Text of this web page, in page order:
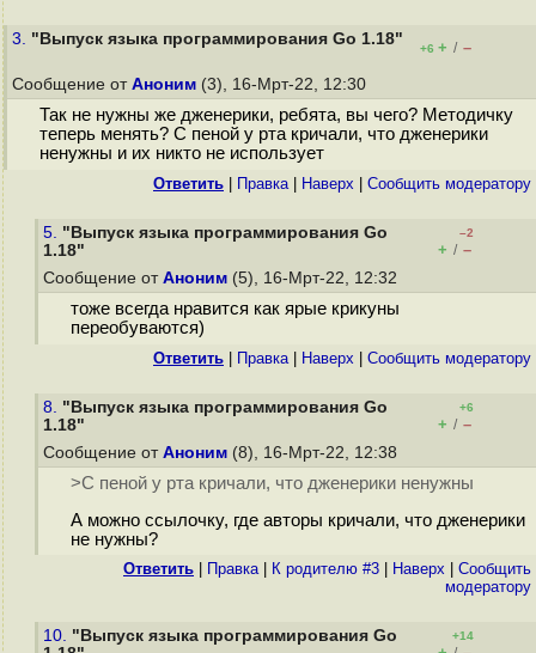
3. "Выпуск языка программирования Go 1.18"
+6 + / –
Сообщение от Аноним (3), 16-Мрт-22, 12:30
Так не нужны же дженерики, ребята, вы чего? Методичку
теперь менять? С пеной у рта кричали, что дженерики
ненужны и их никто не использует
Ответить Правка| Наверх Cообщить модератору
5. "Выпуск языка программирования Go
1.18"
–2
+ / –
Сообщение от Аноним (5), 16-Мрт-22, 12:32
тоже всегда нравится как ярые крикуны
переобуваются)
Ответить Правка| Наверх Cообщить модератору
8. "Выпуск языка программирования Go
1.18"
+6
+ / –
Сообщение от Аноним (8), 16-Мрт-22, 12:38
>С пеной у рта кричали, что дженерики ненужны
А можно ссылочку, где авторы кричали, что дженерики
не нужны?
Ответить Правка| К родителю #3 Наверх
Cообщить
модератору
10. "Выпуск языка программирования Go
+14